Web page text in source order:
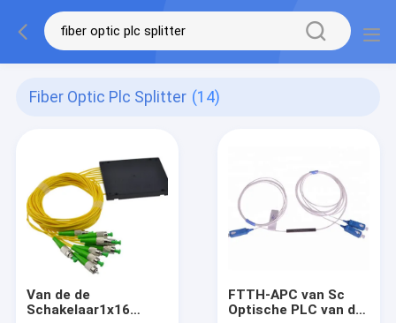
Fiber Optic Plc Splitter (14)
Van de de
Schakelaar1x16
FTTH-APC van Sc
Optische PLC van de